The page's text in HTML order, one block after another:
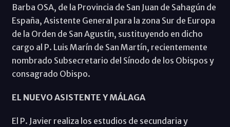
Barba OSA, de la Provincia de San Juan de Sahagún de
España, Asistente General para la zona Sur de Europa
de la Orden de San Agustín, sustituyendo en dicho
cargo al P. Luis Marín de San Martín, recientemente
nombrado Subsecretario del Sínodo de los Obispos y
consagrado Obispo.
EL NUEVO ASISTENTE Y MÁLAGA
El P. Javier realiza los estudios de secundaria y